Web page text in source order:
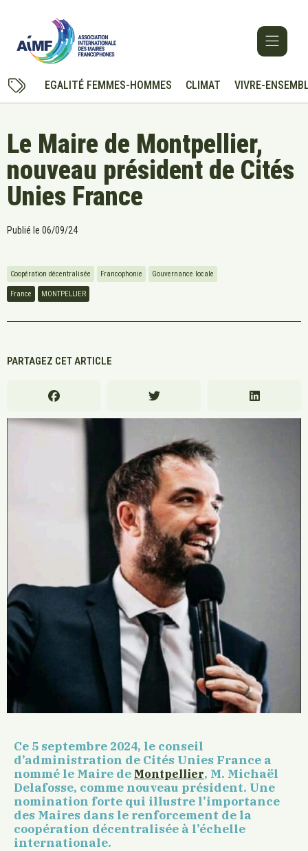
EGALITÉ FEMMES-HOMMES CLIMAT VIVRE-
Le Maire de Montpellier,
nouveau président de Cités
Unies France
Publié le 06/09/24
Coopération décentralisée Francophonie Gouvernance locale
France MONTPELLIER
PARTAGEZ CET ARTICLE
Ce 5 septembre 2024, le conseil
d’administration de Cités Unies France a
nommé le Maire de Montpellier, M. Michaël
Delafosse, comme nouveau président. Une
nomination forte qui illustre l’importance
des Maires dans le renforcement de la
coopération décentralisée à l’échelle
internationale.